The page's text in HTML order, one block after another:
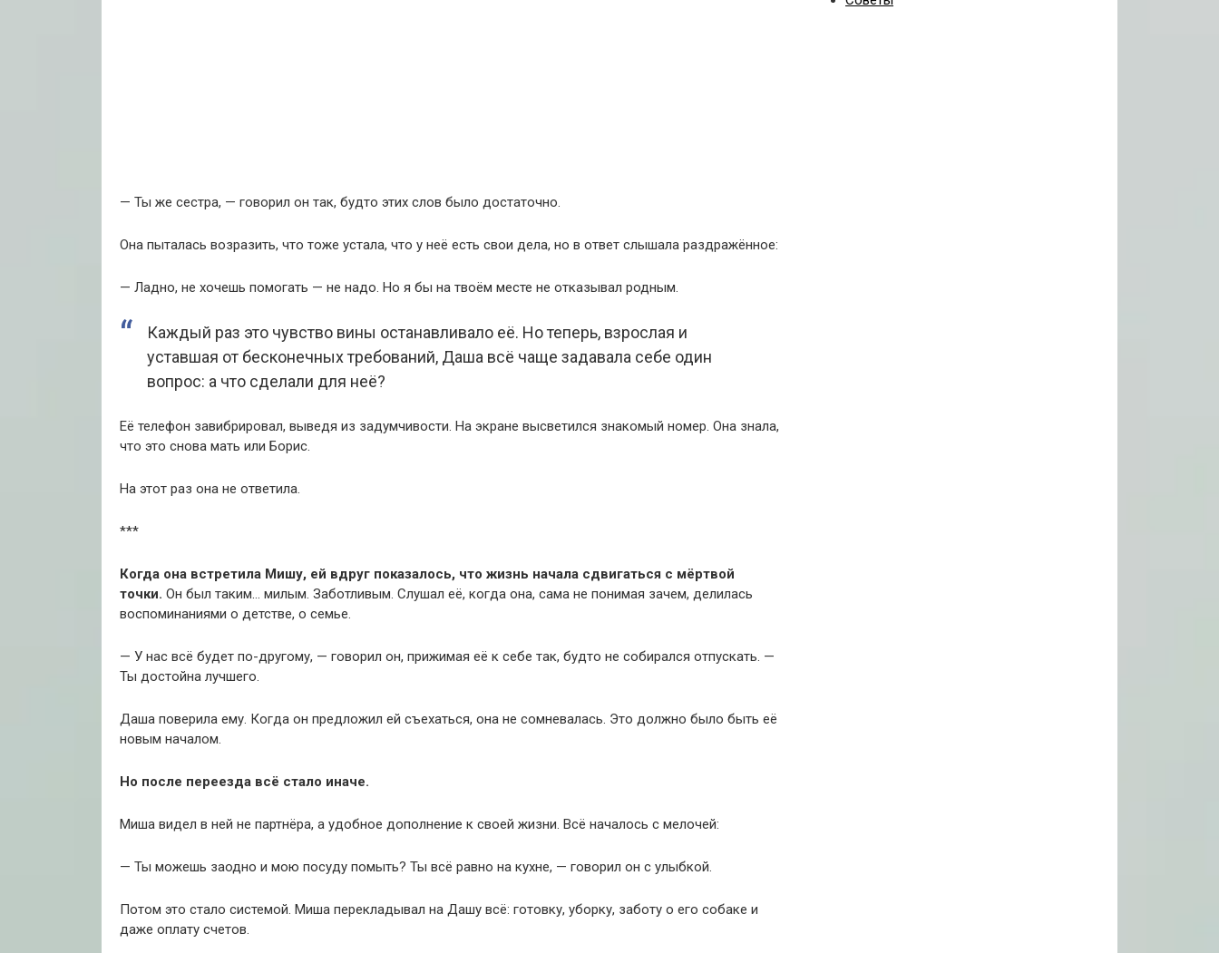
— Ты же сестра, — говорил он так, будто этих слов было достаточно.
Она пыталась возразить, что тоже устала, что у неё есть свои дела, но в ответ слышала раздражённое:
— Ладно, не хочешь помогать — не надо. Но я бы на твоём месте не отказывал родным.
Каждый раз это чувство вины останавливало её. Но теперь, взрослая и
уставшая от бесконечных требований, Даша всё чаще задавала себе один
вопрос: а что сделали для неё?
Её телефон завибрировал, выведя из задумчивости. На экране высветился знакомый номер. Она знала,
что это снова мать или Борис.
На этот раз она не ответила.
***
Когда она встретила Мишу, ей вдруг показалось, что жизнь начала сдвигаться с мёртвой
точки. Он был таким… милым. Заботливым. Слушал её, когда она, сама не понимая зачем, делилась
воспоминаниями о детстве, о семье.
— У нас всё будет по-другому, — говорил он, прижимая её к себе так, будто не собирался отпускать. —
Ты достойна лучшего.
Даша поверила ему. Когда он предложил ей съехаться, она не сомневалась. Это должно было быть её
новым началом.
Но после переезда всё стало иначе.
Миша видел в ней не партнёра, а удобное дополнение к своей жизни. Всё началось с мелочей:
— Ты можешь заодно и мою посуду помыть? Ты всё равно на кухне, — говорил он с улыбкой.
Потом это стало системой. Миша перекладывал на Дашу всё: готовку, уборку, заботу о его собаке и
даже оплату счетов.